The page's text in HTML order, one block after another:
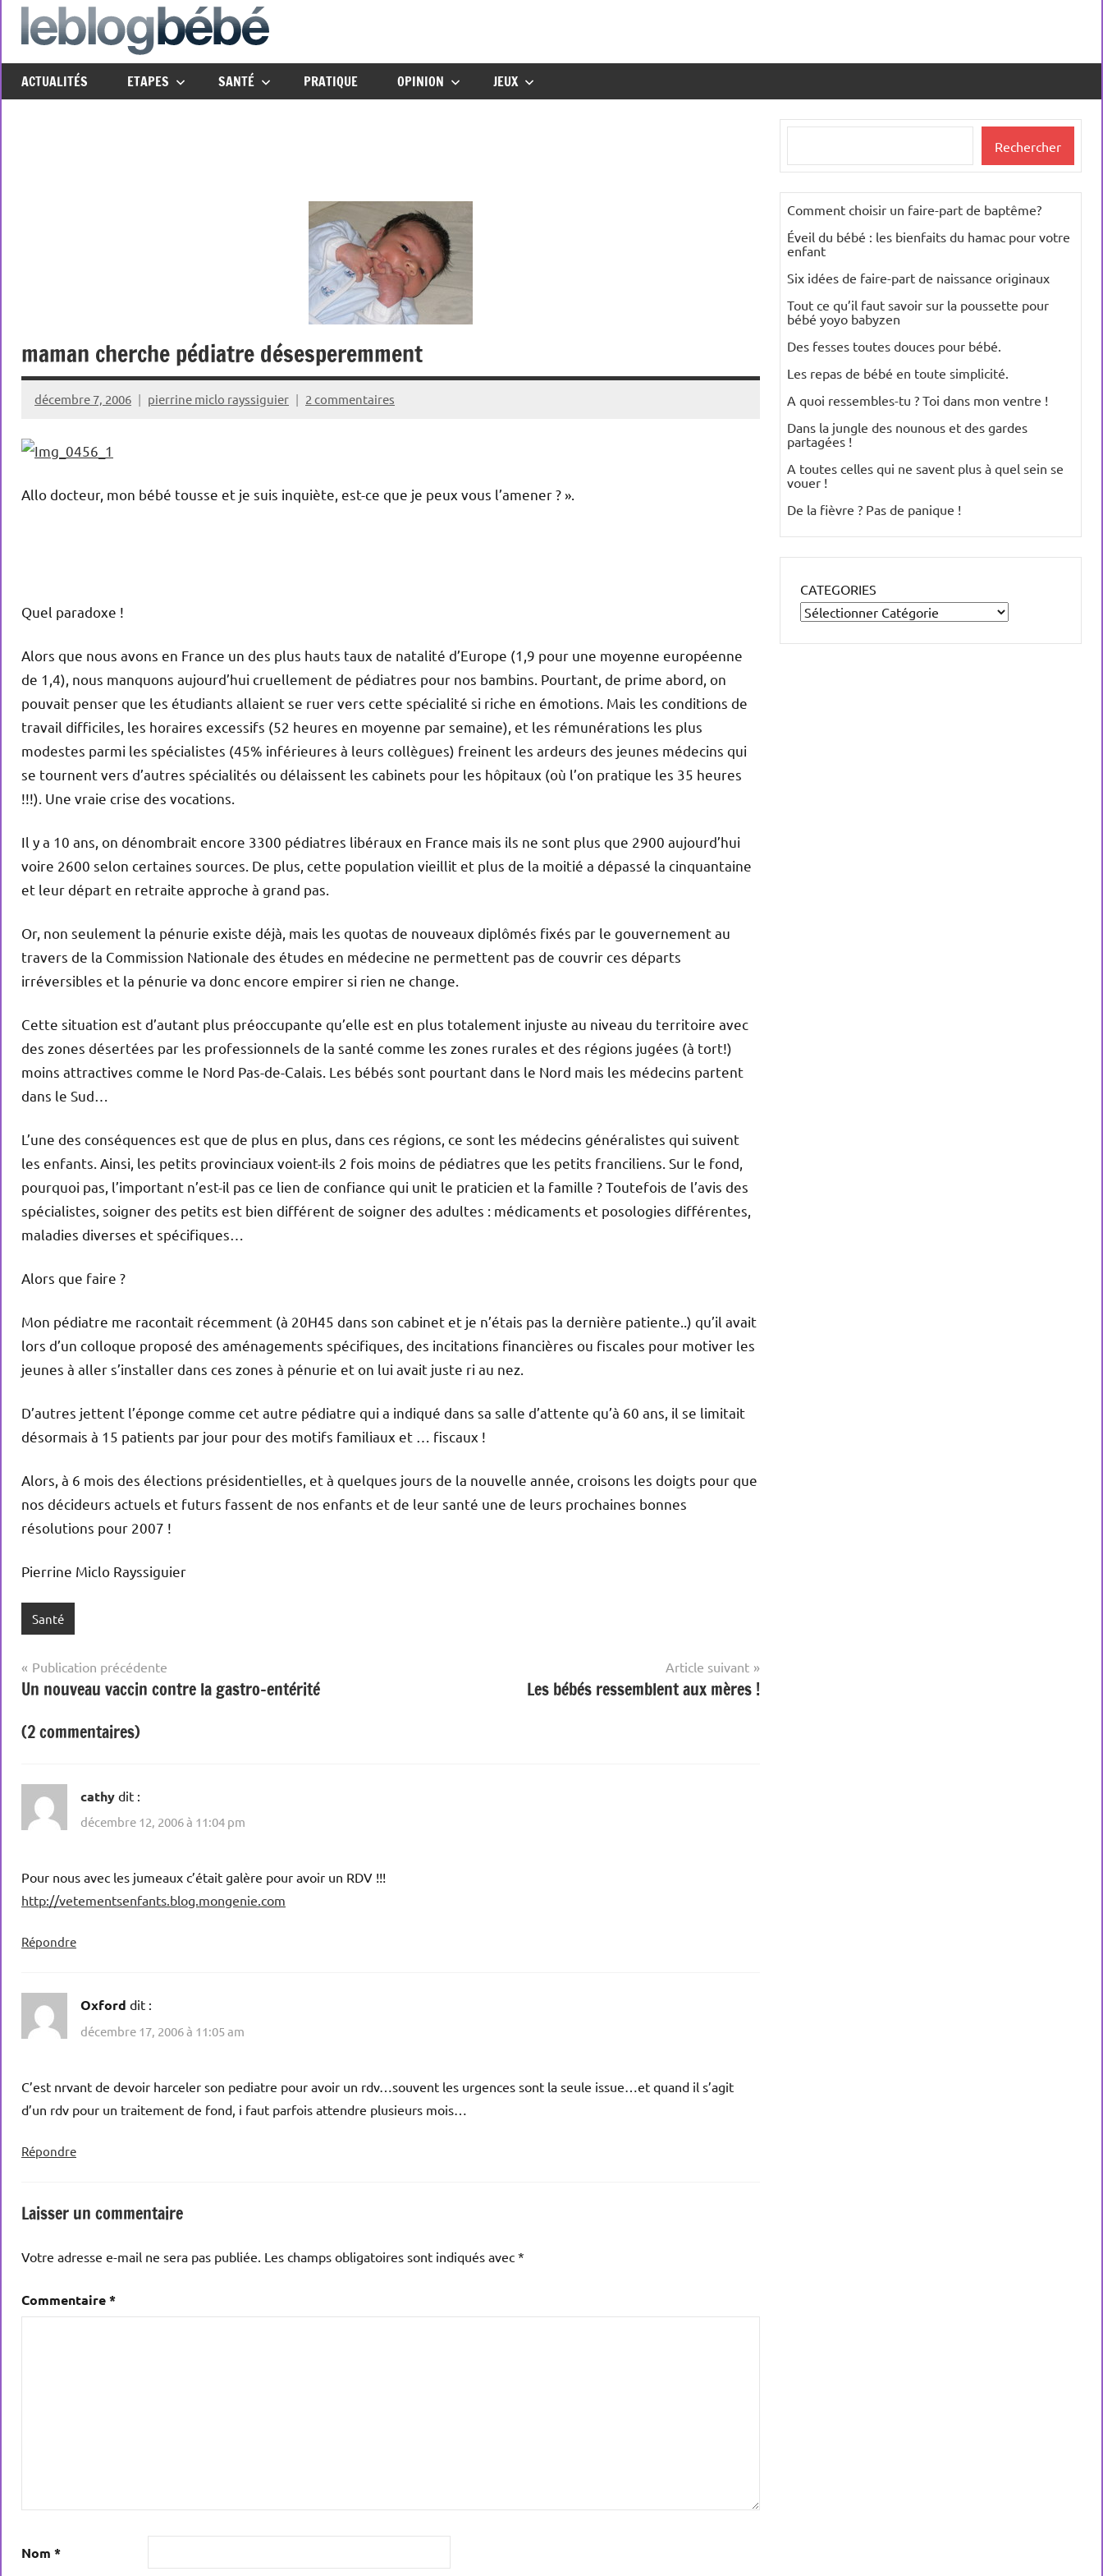
Aller
leblogbebe
another
The
ACTUALITÉS ETAPES SANTÉ PRATIQUE OPINION JEUX
maman cherche pédiatre désesperemment
décembre 7, 2006 pierrine miclo rayssiguier 2 commentaires
Allo docteur, mon bébé tousse et je suis inquiète, est-ce que je peux vous l’amener ? ».
Quel paradoxe !
Alors que nous avons en France un des plus hauts taux de natalité d’Europe (1,9 pour une moyenne européenne
de 1,4), nous manquons aujourd’hui cruellement de pédiatres pour nos bambins. Pourtant, de prime abord, on
pouvait penser que les étudiants allaient se ruer vers cette spécialité si riche en émotions. Mais les conditions de
travail difficiles, les horaires excessifs (52 heures en moyenne par semaine), et les rémunérations les plus
modestes parmi les spécialistes (45% inférieures à leurs collègues) freinent les ardeurs des jeunes médecins qui
se tournent vers d’autres spécialités ou délaissent les cabinets pour les hôpitaux (où l’on pratique les 35 heures
!!!). Une vraie crise des vocations.
Il y a 10 ans, on dénombrait encore 3300 pédiatres libéraux en France mais ils ne sont plus que 2900 aujourd’hui
voire 2600 selon certaines sources. De plus, cette population vieillit et plus de la moitié a dépassé la cinquantaine
et leur départ en retraite approche à grand pas.
Or, non seulement la pénurie existe déjà, mais les quotas de nouveaux diplômés fixés par le gouvernement au
travers de la Commission Nationale des études en médecine ne permettent pas de couvrir ces départs
irréversibles et la pénurie va donc encore empirer si rien ne change.
Cette situation est d’autant plus préoccupante qu’elle est en plus totalement injuste au niveau du territoire avec
des zones désertées par les professionnels de la santé comme les zones rurales et des régions jugées (à tort!)
moins attractives comme le Nord Pas-de-Calais. Les bébés sont pourtant dans le Nord mais les médecins partent
dans le Sud…
L’une des conséquences est que de plus en plus, dans ces régions, ce sont les médecins généralistes qui suivent
les enfants. Ainsi, les petits provinciaux voient-ils 2 fois moins de pédiatres que les petits franciliens. Sur le fond,
pourquoi pas, l’important n’est-il pas ce lien de confiance qui unit le praticien et la famille ? Toutefois de l’avis des
spécialistes, soigner des petits est bien différent de soigner des adultes : médicaments et posologies différentes,
maladies diverses et spécifiques…
Alors que faire ?
Mon pédiatre me racontait récemment (à 20H45 dans son cabinet et je n’étais pas la dernière patiente..) qu’il avait
lors d’un colloque proposé des aménagements spécifiques, des incitations financières ou fiscales pour motiver les
jeunes à aller s’installer dans ces zones à pénurie et on lui avait juste ri au nez.
D’autres jettent l’éponge comme cet autre pédiatre qui a indiqué dans sa salle d’attente qu’à 60 ans, il se limitait
désormais à 15 patients par jour pour des motifs familiaux et … fiscaux !
Alors, à 6 mois des élections présidentielles, et à quelques jours de la nouvelle année, croisons les doigts pour que
nos décideurs actuels et futurs fassent de nos enfants et de leur santé une de leurs prochaines bonnes
résolutions pour 2007 !
Pierrine Miclo Rayssiguier
Santé
Navigation
de
l’article
Publication précédente
Un nouveau vaccin contre la gastro-entérité
Article suivant
Les bébés ressemblent aux mères !
(2 commentaires)
cathy dit :
décembre 12, 2006 à 11:04 pm
Pour nous avec les jumeaux c’était galère pour avoir un RDV !!!
http://vetementsenfants.blog.mongenie.com
Répondre
Oxford dit :
décembre 17, 2006 à 11:05 am
C’est nrvant de devoir harceler son pediatre pour avoir un rdv…souvent les urgences sont la seule issue…et quand il s’agit
d’un rdv pour un traitement de fond, i faut parfois attendre plusieurs mois…
Répondre
Laisser un commentaire
Votre adresse e-mail ne sera pas publiée. Les champs obligatoires sont indiqués avec *
Commentaire*
Nom *
Rechercher
Comment choisir un faire-part de baptême?
Éveil du bébé : les bienfaits du hamac pour votre
enfant
Six idées de faire-part de naissance originaux
Tout ce qu’il faut savoir sur la poussette pour
bébé yoyo babyzen
Des fesses toutes douces pour bébé.
Les repas de bébé en toute simplicité.
A quoi ressembles-tu ? Toi dans mon ventre !
Dans la jungle des nounous et des gardes
partagées !
A toutes celles qui ne savent plus à quel sein se
vouer !
De la fièvre ? Pas de panique !
CATEGORIES